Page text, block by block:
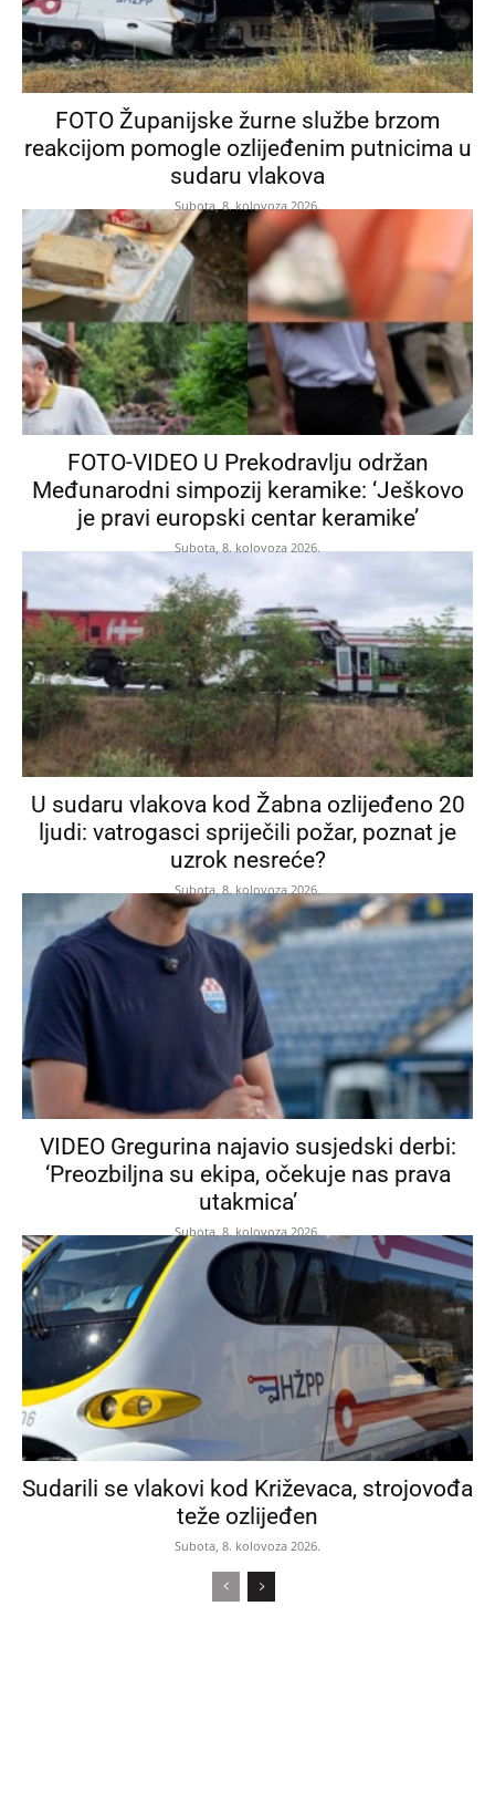
FOTO Županijske žurne službe brzom
reakcijom pomogle ozlijeđenim putnicima u
sudaru vlakova
Subota, 8. kolovoza 2026.
FOTO-VIDEO U Prekodravlju održan
Međunarodni simpozij keramike: ‘Ješkovo
je pravi europski centar keramike’
Subota, 8. kolovoza 2026.
U sudaru vlakova kod Žabna ozlijeđeno 20
ljudi: vatrogasci spriječili požar, poznat je
uzrok nesreće?
Subota, 8. kolovoza 2026.
VIDEO Gregurina najavio susjedski derbi:
‘Preozbiljna su ekipa, očekuje nas prava
utakmica’
Subota, 8. kolovoza 2026.
Sudarili se vlakovi kod Križevaca, strojovođa
teže ozlijeđen
Subota, 8. kolovoza 2026.